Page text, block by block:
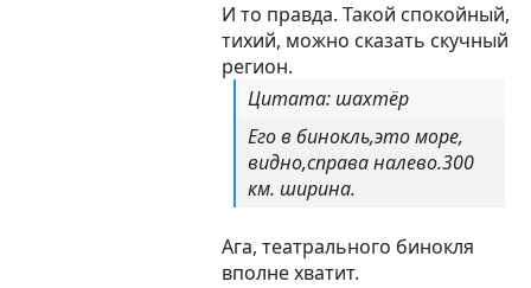
И то правда. Такой спокойный,
тихий, можно сказать скучный
регион.
Цитата: шахтёр
Его в бинокль,это море,
видно,справа налево.300
км. ширина.
Ага, театрального бинокля
вполне хватит.